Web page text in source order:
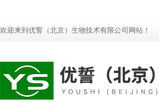
欢迎来到优誓（北京）生物技术有限公司网站！